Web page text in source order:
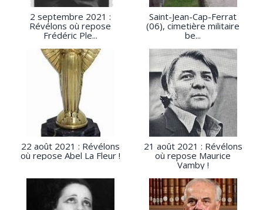
2 septembre 2021 :
Révélons où repose
Frédéric Ple...
Saint-Jean-Cap-Ferrat
(06), cimetière militaire
be...
22 août 2021 : Révélons
où repose Abel La Fleur !
21 août 2021 : Révélons
où repose Maurice
Vamby !